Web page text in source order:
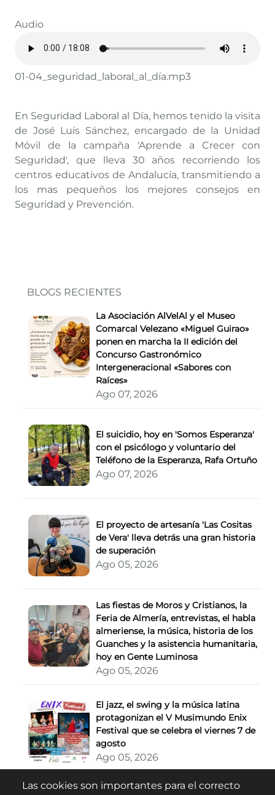
Audio
01-04_seguridad_laboral_al_día.mp3
En Seguridad Laboral al Día, hemos tenido la visita
de José Luís Sánchez, encargado de la Unidad
Móvil de la campaña 'Aprende a Crecer con
Seguridad', que lleva 30 años recorriendo los
centros educativos de Andalucía, transmitiendo a
los mas pequeños los mejores consejos en
Seguridad y Prevención.
BLOGS RECIENTES
La Asociación AlVelAl y el Museo
Comarcal Velezano «Miguel Guirao»
ponen en marcha la II edición del
Concurso Gastronómico
Intergeneracional «Sabores con
Raíces»
Ago 07, 2026
El suicidio, hoy en 'Somos Esperanza'
con el psicólogo y voluntario del
Teléfono de la Esperanza, Rafa Ortuño
Ago 07, 2026
El proyecto de artesanía 'Las Cositas
de Vera' lleva detrás una gran historia
de superación
Ago 05, 2026
Las fiestas de Moros y Cristianos, la
Feria de Almería, entrevistas, el habla
almeriense, la música, historia de los
Guanches y la asistencia humanitaria,
hoy en Gente Luminosa
Ago 05, 2026
El jazz, el swing y la música latina
protagonizan el V Musimundo Enix
Festival que se celebra el viernes 7 de
agosto
Ago 05, 2026
Las cookies son importantes para el correcto